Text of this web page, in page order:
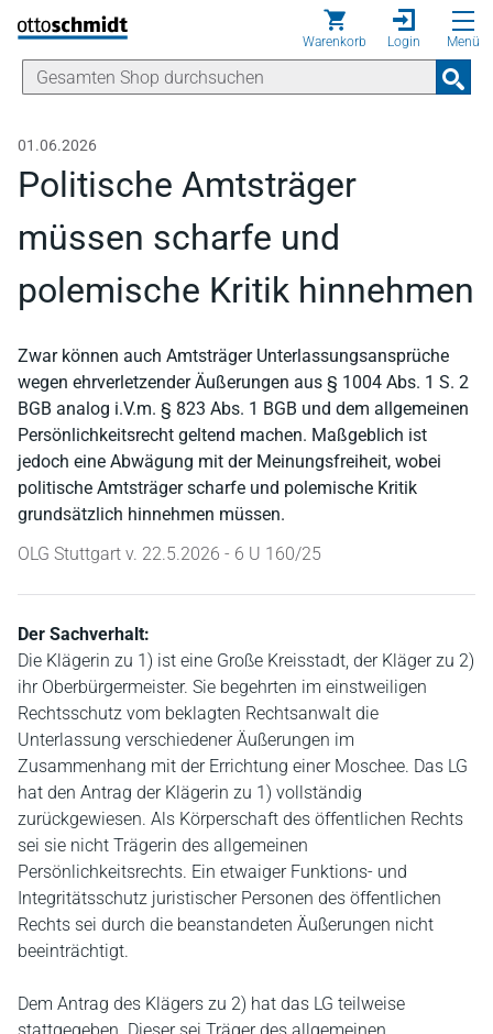
Direkt zum Inhalt
Warenkorb Login Menü
01.06.2026
Politische Amtsträger
müssen scharfe und
polemische Kritik hinnehmen
Zwar können auch Amtsträger Unterlassungsansprüche
wegen ehrverletzender Äußerungen aus § 1004 Abs. 1 S. 2
BGB analog i.V.m. § 823 Abs. 1 BGB und dem allgemeinen
Persönlichkeitsrecht geltend machen. Maßgeblich ist
jedoch eine Abwägung mit der Meinungsfreiheit, wobei
politische Amtsträger scharfe und polemische Kritik
grundsätzlich hinnehmen müssen.
OLG Stuttgart v. 22.5.2026 - 6 U 160/25
Der Sachverhalt:
Die Klägerin zu 1) ist eine Große Kreisstadt, der Kläger zu 2)
ihr Oberbürgermeister. Sie begehrten im einstweiligen
Rechtsschutz vom beklagten Rechtsanwalt die
Unterlassung verschiedener Äußerungen im
Zusammenhang mit der Errichtung einer Moschee. Das LG
hat den Antrag der Klägerin zu 1) vollständig
zurückgewiesen. Als Körperschaft des öffentlichen Rechts
sei sie nicht Trägerin des allgemeinen
Persönlichkeitsrechts. Ein etwaiger Funktions- und
Integritätsschutz juristischer Personen des öffentlichen
Rechts sei durch die beanstandeten Äußerungen nicht
beeinträchtigt.
Dem Antrag des Klägers zu 2) hat das LG teilweise